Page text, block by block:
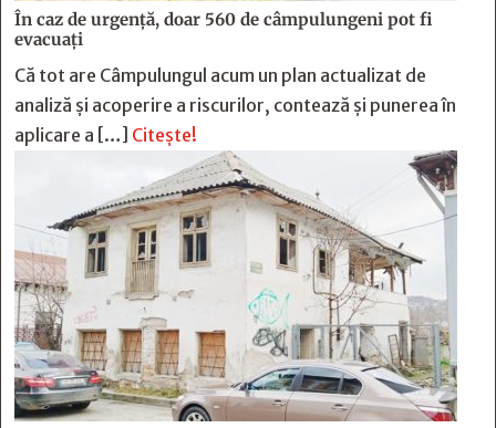
În caz de urgență, doar 560 de câmpulungeni pot fi
evacuați
Că tot are Câmpulungul acum un plan actualizat de
analiză și acoperire a riscurilor, contează și punerea în
aplicare a […] Citește!